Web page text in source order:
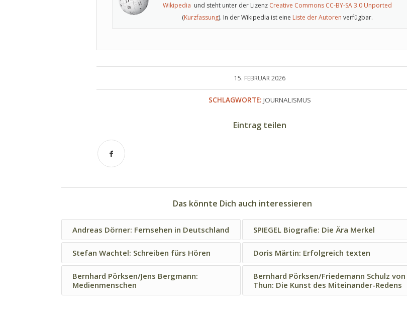
Wikipedia und steht unter der Lizenz Creative Commons CC-BY-SA 3.0 Unported
(Kurzfassung). In der Wikipedia ist eine Liste der Autoren verfügbar.
15. FEBRUAR 2026
SCHLAGWORTE: JOURNALISMUS
Eintrag teilen
Das könnte Dich auch interessieren
Andreas Dörner: Fernsehen in Deutschland SPIEGEL Biografie: Die Ära Merkel
Stefan Wachtel: Schreiben fürs Hören Doris Märtin: Erfolgreich texten
Bernhard Pörksen/Jens Bergmann:
Medienmenschen
Bernhard Pörksen/Friedemann Schulz von
Thun: Die Kunst des Miteinander-Redens